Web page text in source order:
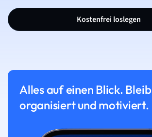
Kostenfrei loslegen
Alles auf einen Blick. Bleib
organisiert und motiviert.